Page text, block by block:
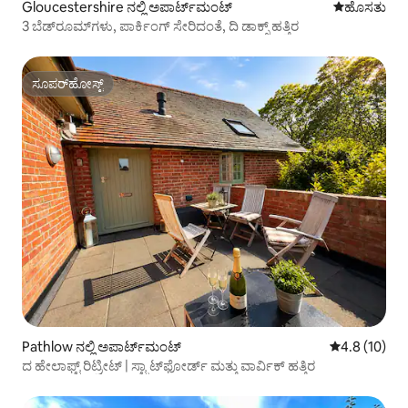
Gloucestershire ನಲ್ಲಿ ಅಪಾರ್ಟ್‌ಮಂಟ್ ವಾಸ್ತವ್ಯ
ಹೊಸತು
3 ಬೆಡ್‌ರೂಮ್‌ಗಳು, ಪಾರ್ಕಿಂಗ್ ಸೇರಿದಂತೆ, ದಿ ಡಾಕ್ಸ್ ಹತ್ತಿರ
ಸೂಪರ್‌ಹೋಸ್ಟ್
ಸೂಪರ್‌ಹೋಸ್ಟ್
Pathlow ನಲ್ಲಿ ಅಪಾರ್ಟ್‌ಮಂಟ್ 5 ರಲ್ಲಿ 4.8
4.8 (10)
ದ ಹೇಲಾಫ್ಟ್ ರಿಟ್ರೀಟ್ | ಸ್ಟ್ರಾಟ್‌ಫೋರ್ಡ್ ಮತ್ತು ವಾರ್ವಿಕ್ ಹತ್ತಿರ